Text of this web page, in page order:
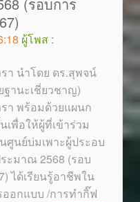
ผู้โพส :
า นำโดย ดร.สุพจน์
ฐานะเชี่ยวชาญ)
า พร้อมด้วยแผนก
เพื่อให้ผู้ที่เข้าร่วม
ศูนย์บ่มเพาะผู้ประอบ
ะมาณ 2568 (รอบ
ได้เรียนรู้อาชีพใน
อกแบบ /การทำกิ๊ฟ